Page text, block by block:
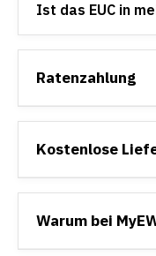
Ist das EUC in
Ratenzahlung
Kostenlose
Warum bei